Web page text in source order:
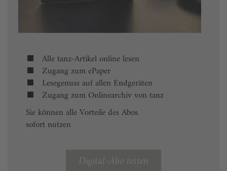
Alle tanz-Artikel online lesen
Zugang zum ePaper
Lesegenuss auf allen Endgeräten
Zugang zum Onlinearchiv von tanz
Sie können alle Vorteile des Abos
sofort nutzen
Digital-Abo testen